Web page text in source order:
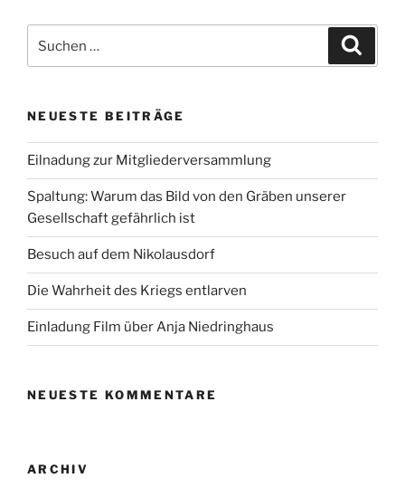
nach:
NEUESTE BEITRÄGE
Eilnadung zur Mitgliederversammlung
Spaltung: Warum das Bild von den Gräben unserer
Gesellschaft gefährlich ist
Besuch auf dem Nikolausdorf
Die Wahrheit des Kriegs entlarven
Einladung Film über Anja Niedringhaus
NEUESTE KOMMENTARE
ARCHIV